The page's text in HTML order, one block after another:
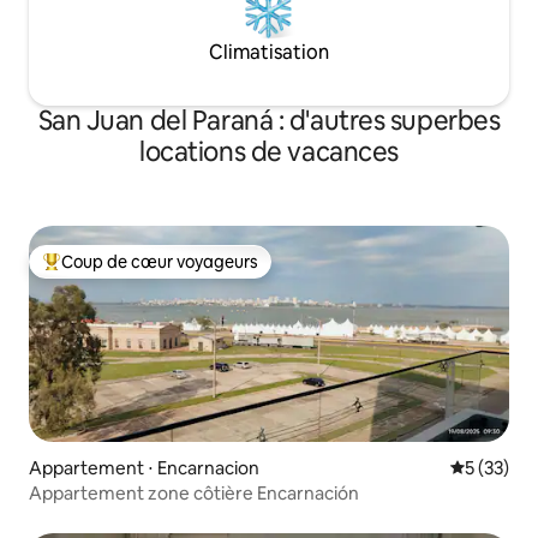
Climatisation
San Juan del Paraná : d'autres superbes
locations de vacances
Coups de cœur voyageurs les plus appréciés
Coup de cœur voyageurs
Appartement ⋅ Encarnacion
5 (33)
Appartement zone côtière Encarnación